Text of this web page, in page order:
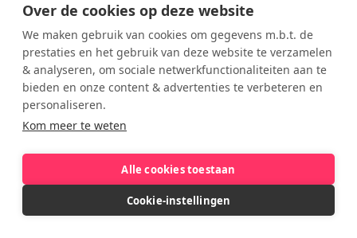
Over de cookies op deze website
We maken gebruik van cookies om gegevens m.b.t. de
prestaties en het gebruik van deze website te verzamelen
& analyseren, om sociale netwerkfunctionaliteiten aan te
bieden en onze content & advertenties te verbeteren en
personaliseren.
Kom meer te weten
Alle cookies toestaan
Cookie-instellingen